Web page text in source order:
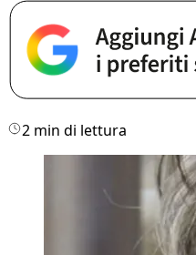
2 min di lettura